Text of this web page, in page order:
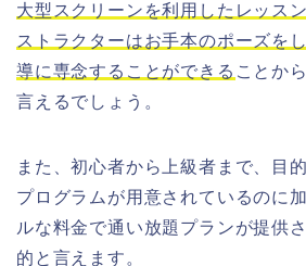
大型スクリーンを利用したレッス
ストラクターはお手本のポーズを
導に専念することができる ことか
言えるでしょう。
また、初心者から上級者まで、目
プログラムが用意されているのに
ルな料金で通い放題プランが提供
的と言えます。